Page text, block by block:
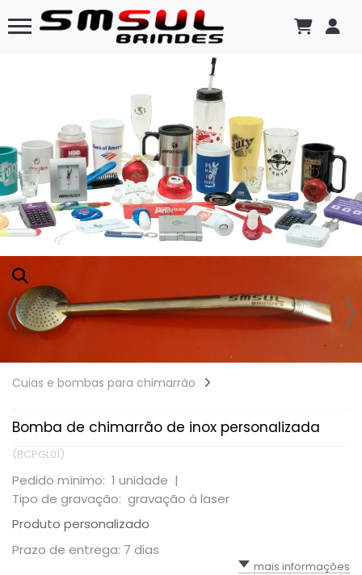
Cuias e bombas para chimarrão
Bomba de chimarrão de inox personalizada
(BCPGL01)
Pedido mínimo: 1 unidade |
Tipo de gravação: gravação à laser
Produto personalizado
Prazo de entrega: 7 dias
mais informações